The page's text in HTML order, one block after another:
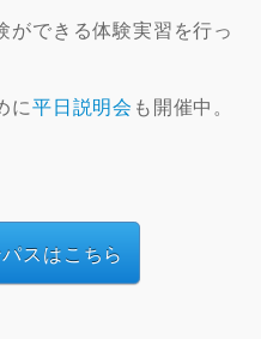
ができる体験実習を行っ
に平日説明会 も開催中。
スはこちら